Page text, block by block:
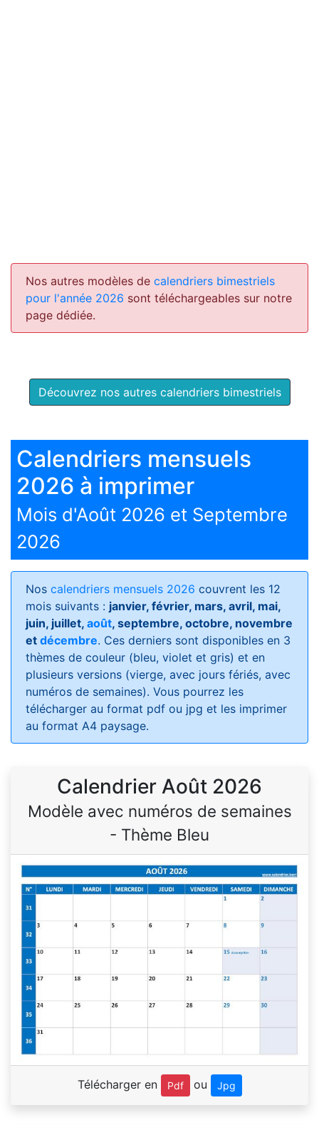
Nos autres modèles de calendriers bimestriels
pour l'année 2026 sont téléchargeables sur notre
page dédiée.
Découvrez nos autres calendriers bimestriels
Calendriers mensuels
2026 à imprimer
Mois d'Août 2026 et Septembre
2026
Nos calendriers mensuels 2026 couvrent les 12
mois suivants : janvier, février, mars, avril, mai,
juin, juillet, août, septembre, octobre, novembre
et décembre. Ces derniers sont disponibles en 3
thèmes de couleur (bleu, violet et gris) et en
plusieurs versions (vierge, avec jours fériés, avec
numéros de semaines). Vous pourrez les
télécharger au format pdf ou jpg et les imprimer
au format A4 paysage.
Calendrier Août 2026
Modèle avec numéros de semaines
- Thème Bleu
Télécharger en Pdf ou Jpg